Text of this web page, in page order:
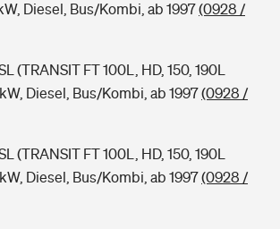
Diesel, Bus/Kombi, ab 1997(0928 /
(TRANSIT FT 100L, HD, 150, 190L
Diesel, Bus/Kombi, ab 1997(0928 /
(TRANSIT FT 100L, HD, 150, 190L
Diesel, Bus/Kombi, ab 1997(0928 /